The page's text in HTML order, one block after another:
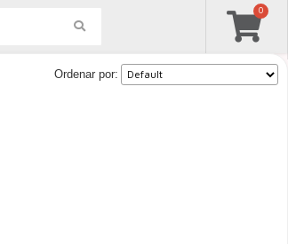
0
Mi Perfil
Ordenar por: